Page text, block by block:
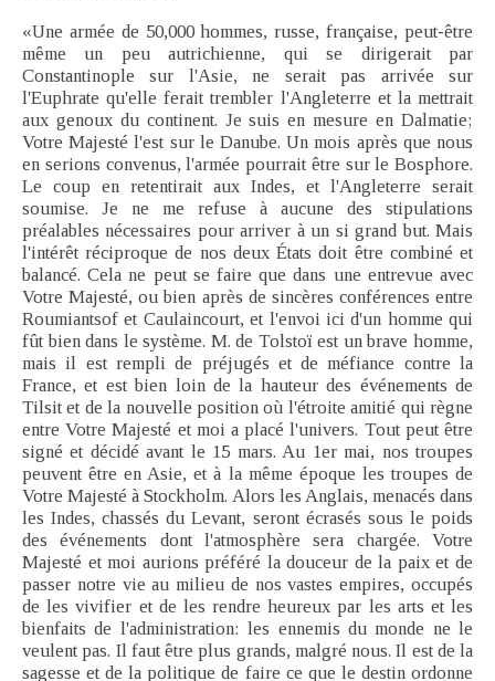
«Une armée de 50,000 hommes, russe, française, peut-être
même un peu autrichienne, qui se dirigerait par
Constantinople sur l'Asie, ne serait pas arrivée sur
l'Euphrate qu'elle ferait trembler l'Angleterre et la mettrait
aux genoux du continent. Je suis en mesure en Dalmatie;
Votre Majesté l'est sur le Danube. Un mois après que nous
en serions convenus, l'armée pourrait être sur le Bosphore.
Le coup en retentirait aux Indes, et l'Angleterre serait
soumise. Je ne me refuse à aucune des stipulations
préalables nécessaires pour arriver à un si grand but. Mais
l'intérêt réciproque de nos deux États doit être combiné et
balancé. Cela ne peut se faire que dans une entrevue avec
Votre Majesté, ou bien après de sincères conférences entre
Roumiantsof et Caulaincourt, et l'envoi ici d'un homme qui
fût bien dans le système. M. de Tolstoï est un brave homme,
mais il est rempli de préjugés et de méfiance contre la
France, et est bien loin de la hauteur des événements de
Tilsit et de la nouvelle position où l'étroite amitié qui règne
entre Votre Majesté et moi a placé l'univers. Tout peut être
signé et décidé avant le 15 mars. Au 1er mai, nos troupes
peuvent être en Asie, et à la même époque les troupes de
Votre Majesté à Stockholm. Alors les Anglais, menacés dans
les Indes, chassés du Levant, seront écrasés sous le poids
des événements dont l'atmosphère sera chargée. Votre
Majesté et moi aurions préféré la douceur de la paix et de
passer notre vie au milieu de nos vastes empires, occupés
de les vivifier et de les rendre heureux par les arts et les
bienfaits de l'administration: les ennemis du monde ne le
veulent pas. Il faut être plus grands, malgré nous. Il est de la
sagesse et de la politique de faire ce que le destin ordonne